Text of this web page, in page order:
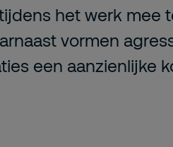
het werk mee
vormen
een aanzienlijke